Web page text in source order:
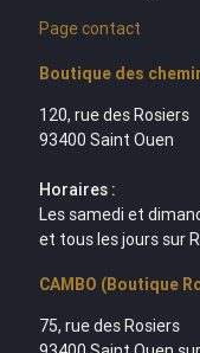
Page contact
Boutique des
120, rue des Rosiers
93400 Saint Ouen
Horaires :
Les samedi et
et tous les jours sur
CAMBO (Boutique
75, rue des Rosiers